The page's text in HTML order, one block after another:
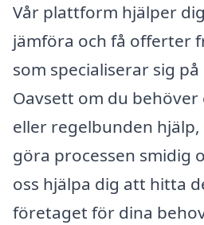
Vår plattform hjälper
jämföra och få offerter
som specialiserar sig
Oavsett om du
eller regelbunden
göra processen smidig
oss hjälpa dig att hitta
företaget för dina